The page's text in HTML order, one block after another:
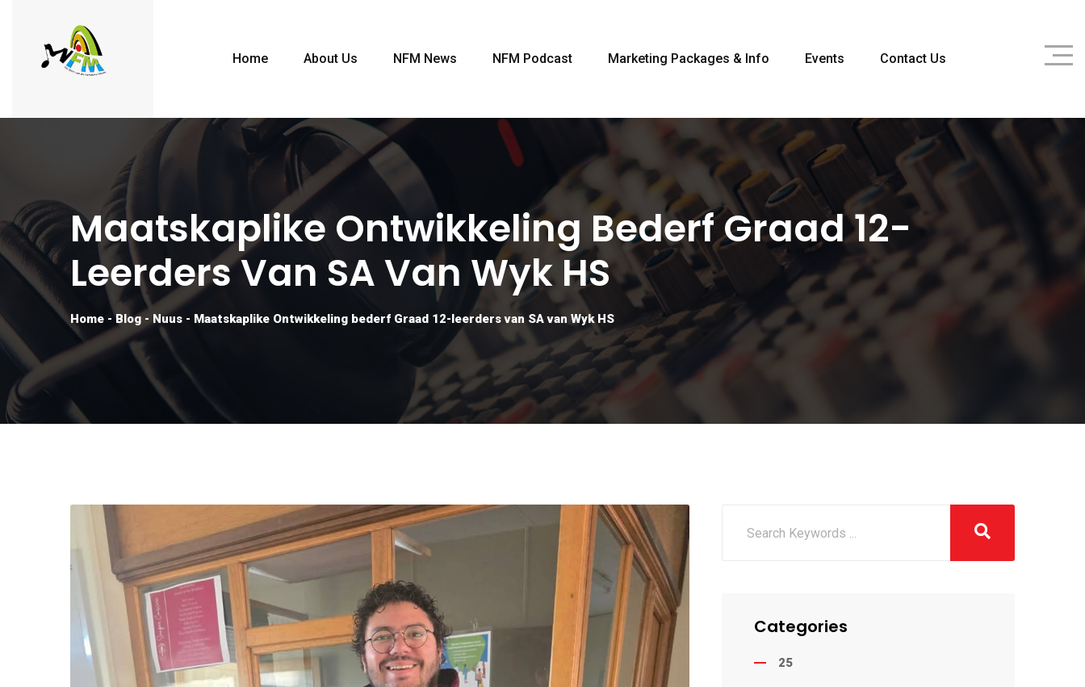
Home About Us NFM News NFM Podcast Marketing Packages & Info Events Contact Us
Maatskaplike Ontwikkeling Bederf Graad 12-
Leerders Van SA Van Wyk HS
Home -Blog - Nuus - Maatskaplike Ontwikkeling bederf Graad 12-leerders van SA van Wyk HS
Categories
25